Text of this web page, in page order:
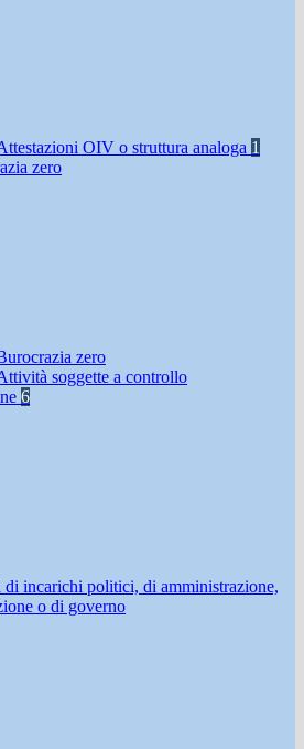
OIV o struttura analoga 1
zero
zero
soggette a controllo
6
di incarichi politici, di amministrazione,
o di governo